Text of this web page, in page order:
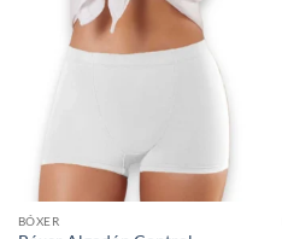
BÓXER